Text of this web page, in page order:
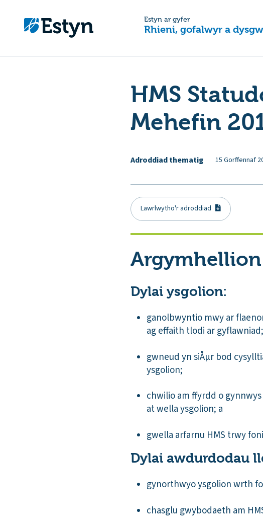
Estyn ar gyfer
Rhieni, gofalwyr a
HMS
Mehefin
Adroddiad thematig 15 Gorffennaf
Lawrlwytho'r adroddiad
Argymhellion
Dylai ysgolion:
ganolbwyntio mwy ar
ag effaith tlodi ar gyflawniad;
gwneud yn siÅµr bod
ysgolion;
chwilio am ffyrdd o
at wella ysgolion; a
gwella arfarnu HMS trwy
Dylai awdurdodau
gynorthwyo ysgolion wrth
chasglu gwybodaeth am